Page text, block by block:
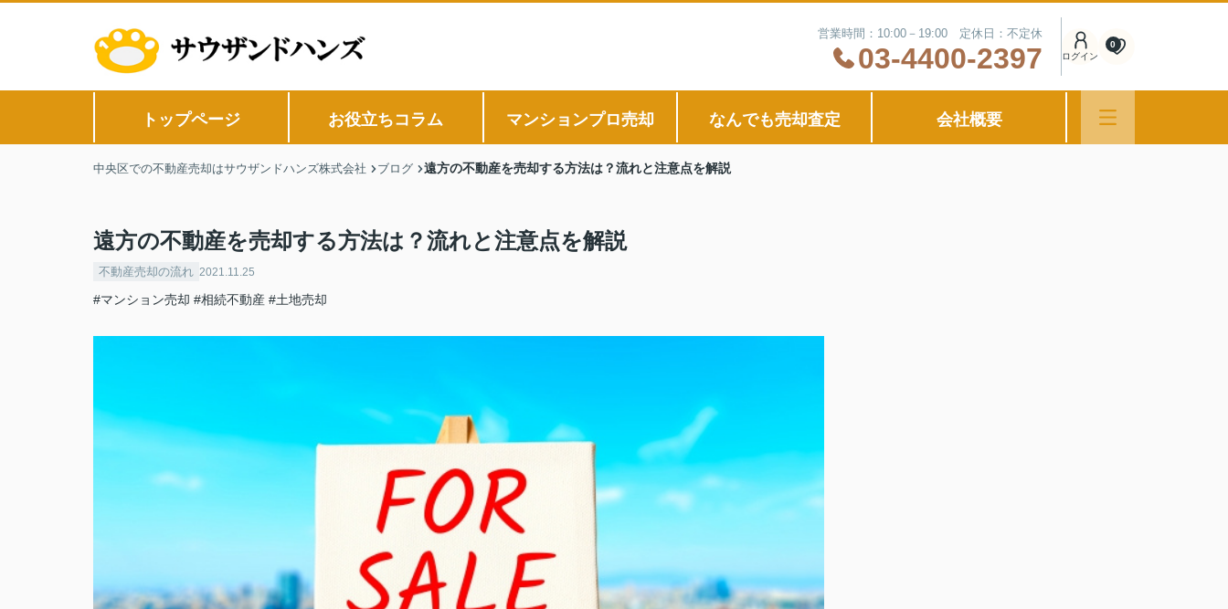
営業時間：10:00－19:00 定休日：不定休
03-4400-2397 ログイン
0
トップページ お役立ちコラム マンションプロ売却 なんでも売却査定 会社概要
中央区での不動産売却はサウザンドハンズ株式会社 ブログ 遠方の不動産を売却する方法は？流れと注意点を解説
遠方の不動産を売却する方法は？流れと注意点を解説
不動産売却の流れ 2021.11.25
#マンション売却 #相続不動産 #土地売却